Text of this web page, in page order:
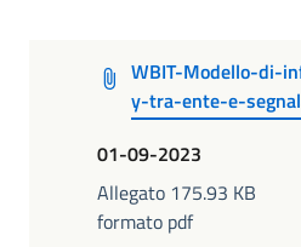
WBIT-Modello-di-
y-tra-ente-e-
01-09-2023
Allegato 175.93 KB
formato pdf